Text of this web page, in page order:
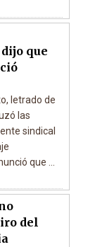
que
letrado de
las
sindical
que ...
del